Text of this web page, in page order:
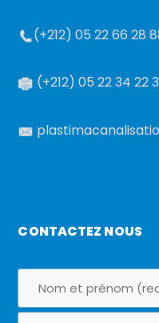
(+212) 05 22 66 28
(+212) 05 22 34 22
CONTACTEZ NOUS